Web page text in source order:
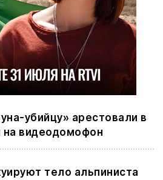
убийцу» арестовали в
видеодомофон
тело альпиниста